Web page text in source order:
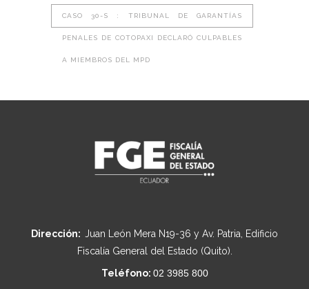
CASO 30-S : TRIBUNAL DE GARANTÍAS
PENALES DE COTOPAXI DECLARÓ CULPABLES
A MIEMBROS DEL MPD
Dirección: Juan León Mera N19-36 y Av. Patria, Edificio
Fiscalía General del Estado (Quito).
Teléfono: 02 3985 800